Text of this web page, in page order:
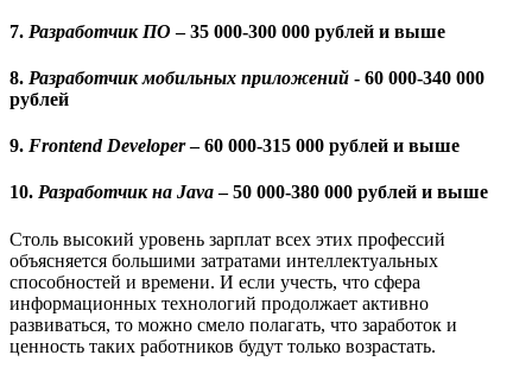
7. Разработчик ПО – 35 000-300 000 рублей и выше
8. Разработчик мобильных приложений - 60 000-340 000
рублей
9. Frontend Developer– 60 000-315 000 рублей и выше
10. Разработчик на Java– 50 000-380 000 рублей и выше
Столь высокий уровень зарплат всех этих профессий
объясняется большими затратами интеллектуальных
способностей и времени. И если учесть, что сфера
информационных технологий продолжает активно
развиваться, то можно смело полагать, что заработок и
ценность таких работников будут только возрастать.